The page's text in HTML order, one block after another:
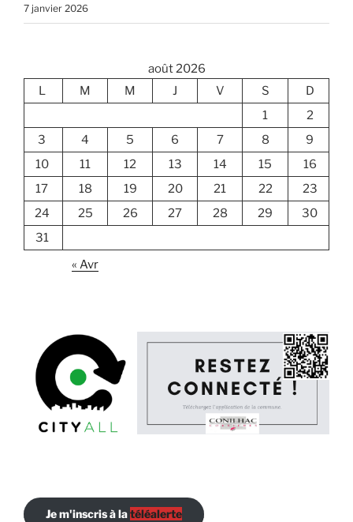
7 janvier 2026
août 2026
L
M M J V S
D
1
2
3
4 5 6 7 8
9
10
11 12 13 14 15
16
17
18 19 20 21 22
23
24
25 26 27 28 29
30
31
« Avr
Je m'inscris à latéléalerte